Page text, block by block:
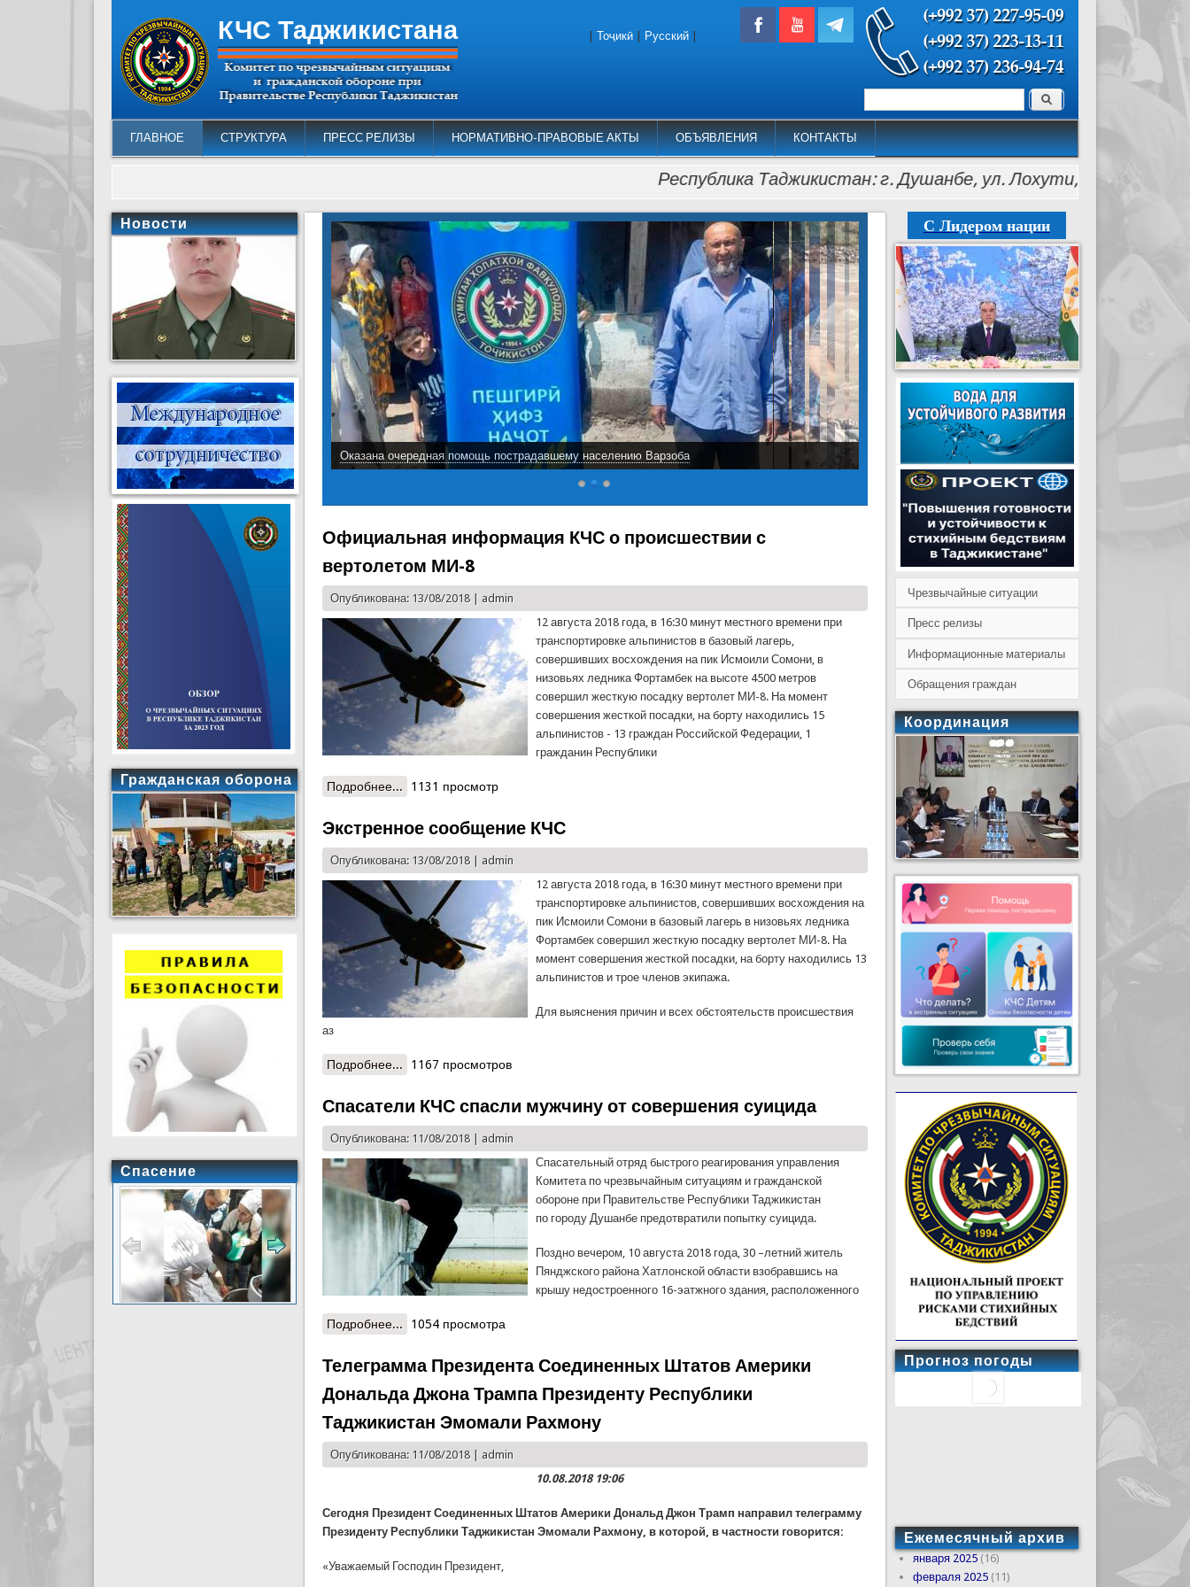
КЧС Таджикистана
ГЛАВНОЕ СТРУКТУРА ПРЕСС РЕЛИЗЫ НОРМАТИВНО-ПРАВОВЫЕ АКТЫ ОБЪЯВЛЕНИЯ КОНТАКТЫ
Форма поиска Поиск
Тоҷикӣ Русский
Республика Таджикистан: г. Душанбе, ул. Лохути, 26, тел.: (+992
Оказана очередная помощь пострадавшему населению Варзоба
Официальная информация КЧС о происшествии с
вертолетом МИ-8
Опубликована: 13/08/2018 | admin
12 августа 2018 года, в 16:30 минут местного времени при
транспортировке альпинистов в базовый лагерь,
совершивших восхождения на пик Исмоили Сомони, в
низовьях ледника Фортамбек на высоте 4500 метров
совершил жесткую посадку вертолет МИ-8. На момент
совершения жесткой посадки, на борту находились 15
альпинистов - 13 граждан Российской Федерации, 1
гражданин Республики
Подробнее... о Официальная информация КЧС о происшествии с вертолетом МИ-8
1131 просмотр
Экстренное сообщение КЧС
Опубликована: 13/08/2018 | admin
12 августа 2018 года, в 16:30 минут местного времени при
транспортировке альпинистов, совершивших восхождения на
пик Исмоили Сомони в базовый лагерь в низовьях ледника
Фортамбек совершил жесткую посадку вертолет МИ-8. На
момент совершения жесткой посадки, на борту находились 13
альпинистов и трое членов экипажа.
Для выяснения причин и всех обстоятельств происшествия
аз
Подробнее... о Экстренное сообщение КЧС
1167 просмотров
Спасатели КЧС спасли мужчину от совершения суицида
Опубликована: 11/08/2018 | admin
Спасательный отряд быстрого реагирования управления
Комитета по чрезвычайным ситуациям и гражданской
обороне при Правительстве Республики Таджикистан
по городу Душанбе предотвратили попытку суицида.
Поздно вечером, 10 августа 2018 года, 30 –летний житель
Пянджского района Хатлонской области взобравшись на
крышу недостроенного 16-эатжного здания, расположенного
Подробнее... о Спасатели КЧС спасли мужчину от совершения суицида
1054 просмотра
Телеграмма Президента Соединенных Штатов Америки
Дональда Джона Трампа Президенту Республики
Таджикистан Эмомали Рахмону
Опубликована: 11/08/2018 | admin
10.08.2018 19:06
Сегодня Президент Соединенных Штатов Америки Дональд Джон Трамп направил телеграмму
Президенту Республики Таджикистан Эмомали Рахмону, в которой, в частности говорится:
«Уважаемый Господин Президент,
Новости
Гражданская оборона
Спасение
С Лидером нации
Чрезвычайные ситуации
Пресс релизы
Информационные материалы
Обращения граждан
Координация
Прогноз погоды
Ежемесячный архив
января 2025(16)
февраля 2025(11)